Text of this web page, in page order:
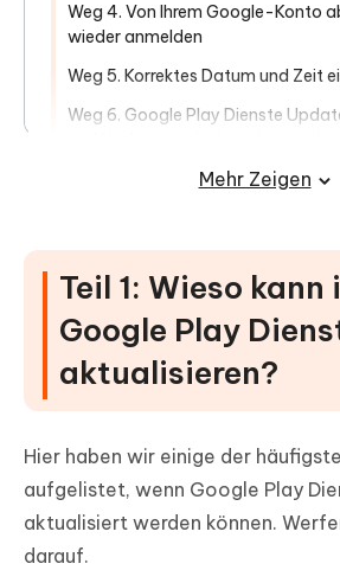
Weg 4. Von Ihrem Google-Konto
wieder anmelden
Weg 5. Korrektes Datum und Zeit
Weg 6. Google Play Dienste
Teil 3: 3 fortgeschrittene
Google Play Dienste nicht
lassen
Weg 1. Android-System mit nur
reparieren
zurücksetzen
Mehr Zeigen
Teil 1: Wieso kann
Google Play
aktualisieren?
Hier haben wir einige der
aufgelistet, wenn Google Play
aktualisiert werden können.
darauf.